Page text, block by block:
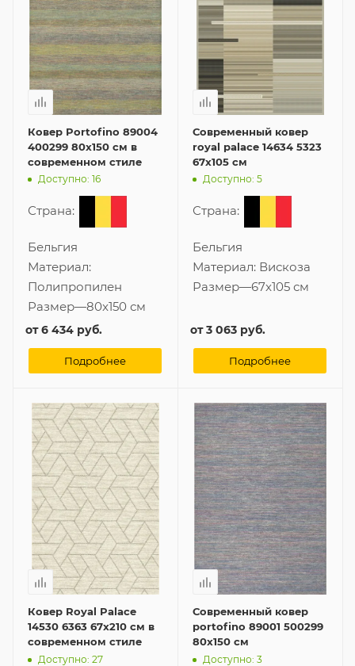
Ковер Portofino 89004
400299 80x150 см в
современном стиле
Доступно: 16
Страна:
Бельгия
Материал:
Полипропилен
Размер—80x150 см
от6 434 руб.
Подробнее
Современный ковер
royal palace 14634 5323
67x105 см
Доступно: 5
Страна:
Бельгия
Материал: Вискоза
Размер—67x105 см
от3 063 руб.
Подробнее
Ковер Royal Palace
14530 6363 67x210 см в
современном стиле
Доступно: 27
Современный ковер
portofino 89001 500299
80x150 см
Доступно: 3